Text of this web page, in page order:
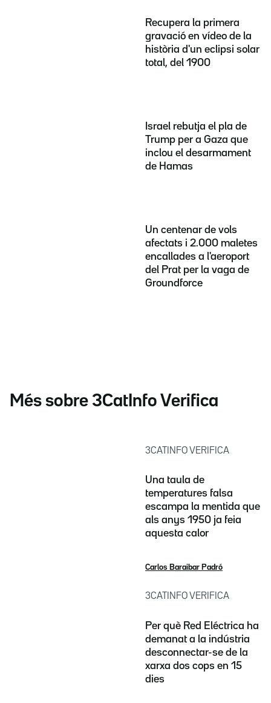
Recupera la primera
gravació en vídeo de la
història d'un eclipsi solar
total, del 1900
Israel rebutja el pla de
Trump per a Gaza que
inclou el desarmament
de Hamas
Un centenar de vols
afectats i 2.000 maletes
encallades a l'aeroport
del Prat per la vaga de
Groundforce
Més sobre 3CatInfo Verifica
3CATINFO VERIFICA
Una taula de
temperatures falsa
escampa la mentida que
als anys 1950 ja feia
aquesta calor
Carlos Baraibar Padró
3CATINFO VERIFICA
Per què Red Eléctrica ha
demanat a la indústria
desconnectar-se de la
xarxa dos cops en 15
dies